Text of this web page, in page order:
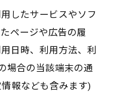
したサービスやソフ
ページや広告の履
日時、利用方法、利
場合の当該端末の通
報なども含みます)